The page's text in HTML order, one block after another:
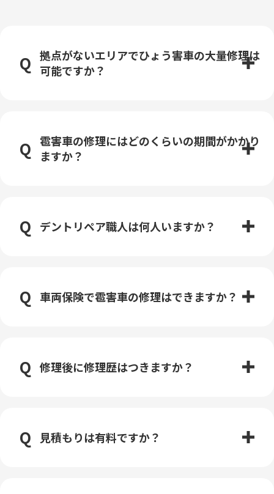
拠点がないエリアでひょう害車の大量修理は
可能ですか？
雹害車の修理にはどのくらいの期間がかかり
ますか？
デントリペア職人は何人いますか？
車両保険で雹害車の修理はできますか？
修理後に修理歴はつきますか？
見積もりは有料ですか？